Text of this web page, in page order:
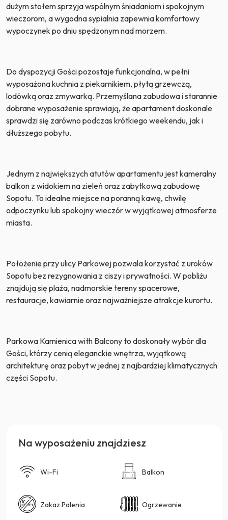
dużym stołem sprzyja wspólnym śniadaniom i spokojnym
wieczorom, a wygodna sypialnia zapewnia komfortowy
wypoczynek po dniu spędzonym nad morzem.
Do dyspozycji Gości pozostaje funkcjonalna, w pełni
wyposażona kuchnia z piekarnikiem, płytą grzewczą,
lodówką oraz zmywarką. Przemyślana zabudowa i starannie
dobrane wyposażenie sprawiają, że apartament doskonale
sprawdzi się zarówno podczas krótkiego weekendu, jak i
dłuższego pobytu.
Jednym z największych atutów apartamentu jest kameralny
balkon z widokiem na zieleń oraz zabytkową zabudowę
Sopotu. To idealne miejsce na poranną kawę, chwilę
odpoczynku lub spokojny wieczór w wyjątkowej atmosferze
miasta.
Położenie przy ulicy Parkowej pozwala korzystać z uroków
Sopotu bez rezygnowania z ciszy i prywatności. W pobliżu
znajdują się plaża, nadmorskie tereny spacerowe,
restauracje, kawiarnie oraz najważniejsze atrakcje kurortu.
Parkowa Kamienica with Balcony to doskonały wybór dla
Gości, którzy cenią eleganckie wnętrza, wyjątkową
architekturę oraz pobyt w jednej z najbardziej klimatycznych
części Sopotu.
Na wyposażeniu znajdziesz
Wi-Fi Balkon
Zakaz Palenia Ogrzewanie